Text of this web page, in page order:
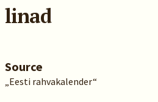
linad
Source
„Eesti rahvakalender“